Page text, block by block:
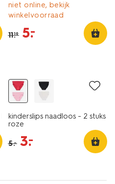
niet online, bekijk
winkelvoorraad
11.19 5.
–
kinderslips naadloos - 2 stuks
roze
5.– 3.
–